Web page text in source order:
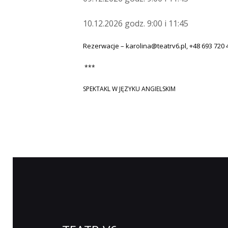
10.12.2026 godz. 9:00 i 11:45
Rezerwacje – karolina@teatrv6.pl, +48 693 720
***
SPEKTAKL W JĘZYKU ANGIELSKIM